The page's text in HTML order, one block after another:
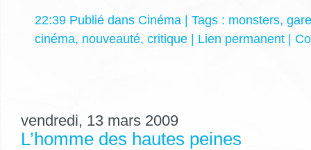
22:39 Publié dans Cinéma | Tags : monsters,
cinéma, nouveauté, critique | Lien permanent |
vendredi, 13 mars 2009
L’homme des hautes peines